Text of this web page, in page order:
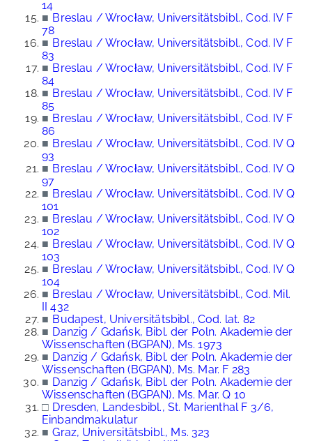
14
■ Breslau / Wrocław, Universitätsbibl., Cod. IV F
78
■ Breslau / Wrocław, Universitätsbibl., Cod. IV F
83
■ Breslau / Wrocław, Universitätsbibl., Cod. IV F
84
■ Breslau / Wrocław, Universitätsbibl., Cod. IV F
85
■ Breslau / Wrocław, Universitätsbibl., Cod. IV F
86
■ Breslau / Wrocław, Universitätsbibl., Cod. IV Q
93
■ Breslau / Wrocław, Universitätsbibl., Cod. IV Q
97
■ Breslau / Wrocław, Universitätsbibl., Cod. IV Q
101
■ Breslau / Wrocław, Universitätsbibl., Cod. IV Q
102
■ Breslau / Wrocław, Universitätsbibl., Cod. IV Q
103
■ Breslau / Wrocław, Universitätsbibl., Cod. IV Q
104
■ Breslau / Wrocław, Universitätsbibl., Cod. Mil.
II 432
■ Budapest, Universitätsbibl., Cod. lat. 82
■ Danzig / Gdańsk, Bibl. der Poln. Akademie der
Wissenschaften (BGPAN), Ms. 1973
■ Danzig / Gdańsk, Bibl. der Poln. Akademie der
Wissenschaften (BGPAN), Ms. Mar. F 283
■ Danzig / Gdańsk, Bibl. der Poln. Akademie der
Wissenschaften (BGPAN), Ms. Mar. Q 10
□ Dresden, Landesbibl., St. Marienthal F 3/6,
Einbandmakulatur
■ Graz, Universitätsbibl., Ms. 323